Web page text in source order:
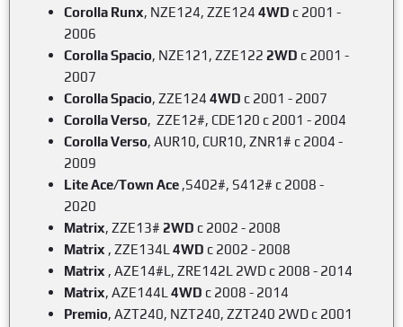
Corolla Runx, NZE124, ZZE124 4WD c 2001 -
2006
Corolla Spacio, NZE121, ZZE122 2WD c 2001 -
2007
Corolla Spacio, ZZE124 4WD c 2001 - 2007
Corolla Verso, ZZE12#, CDE120 c 2001 - 2004
Corolla Verso, AUR10, CUR10, ZNR1# c 2004 -
2009
Lite Ace/Town Ace ,S402#, S412# c 2008 -
2020
Matrix, ZZE13# 2WD c 2002 - 2008
Matrix , ZZE134L 4WD c 2002 - 2008
Matrix , AZE14#L, ZRE142L 2WD c 2008 - 2014
Matrix, AZE144L 4WD c 2008 - 2014
Premio, AZT240, NZT240, ZZT240 2WD c 2001